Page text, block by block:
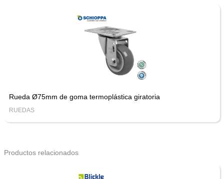
Rueda Ø75mm de goma termoplástica giratoria
RUEDAS
Productos relacionados